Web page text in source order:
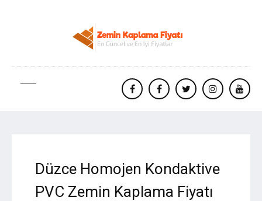
facebookFacebooktwitterinstagram
Düzce Homojen Kondaktive
PVC Zemin Kaplama Fiyatı